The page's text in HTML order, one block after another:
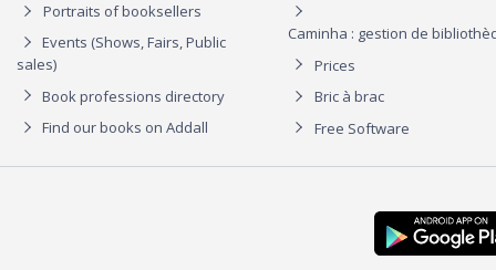
Portraits of booksellers
Events (Shows, Fairs, Public
sales)
Book professions directory
Find our books on Addall
Caminha : gestion de
Prices
Bric à brac
Free Software